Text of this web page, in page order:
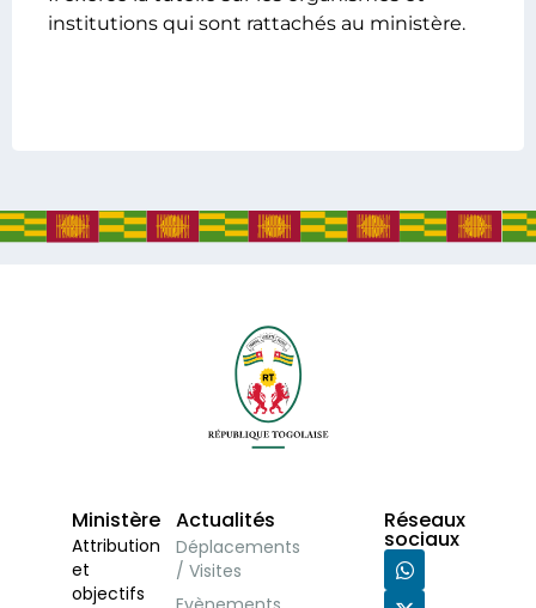
institutions qui sont rattachés au ministère.
Ministère
Attribution
et
objectifs
Actualités
Déplacements
/ Visites
Réseaux
sociaux